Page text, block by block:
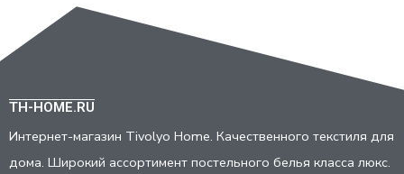
TH-HOME.RU
Интернет-магазин Tivolyo Home. Качественного текстиля для
дома. Широкий ассортимент постельного белья класса люкс.